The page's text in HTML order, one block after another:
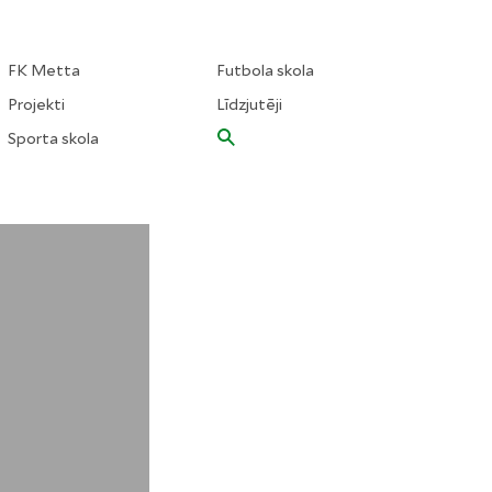
FK Metta
Projekti
Sporta skola
Futbola skola
Līdzjutēji